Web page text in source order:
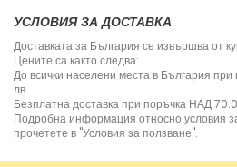
s
e
t
t
e
r
:
УСЛОВИЯ ЗА ДОСТАВКА
Доставката за България се извършва от
Цените са както следва:
До всички населени места в България
лв.
Безплатна доставка при поръчка НАД
Подробна информация относно условия
прочетете в "Условия за ползване".